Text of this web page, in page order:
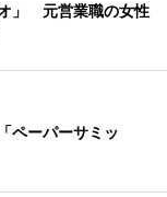
」 元営業職の女性
ペーパーサミッ